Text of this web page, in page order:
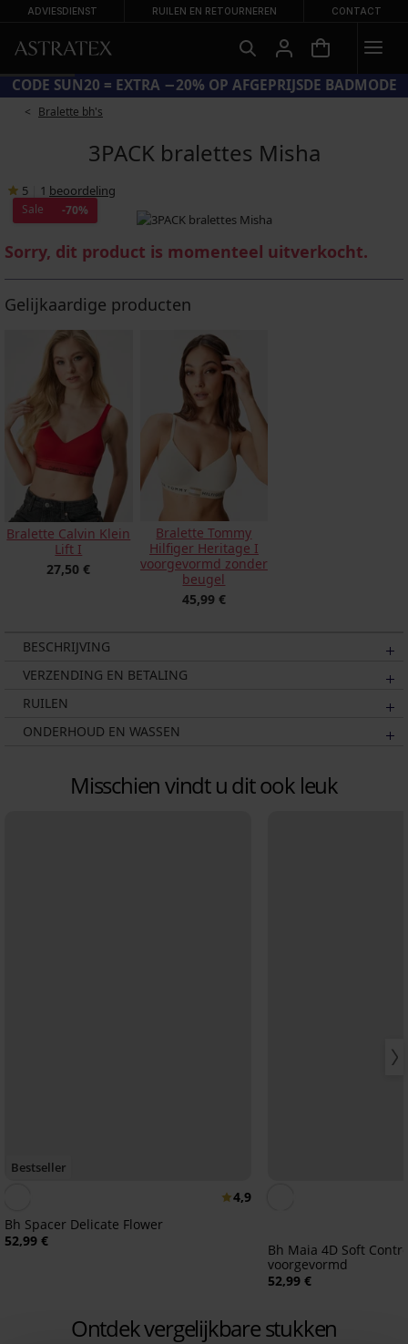
ADVIESDIENST RUILEN EN RETOURNEREN CONTACT
CODE SUN20 = EXTRA −20% OP AFGEPRIJSDE BADMODE
Bralette bh's
3PACK bralettes Misha
5 1 beoordeling
Sale -70%
Sorry, dit product is momenteel uitverkocht.
Gelijkaardige producten
Bralette Calvin Klein
Lift I
27,50 €
Bralette Tommy
Hilfiger Heritage I
voorgevormd zonder
beugel
45,99 €
BESCHRIJVING
VERZENDING EN BETALING
RUILEN
ONDERHOUD EN WASSEN
Misschien vindt u dit ook leuk
Bestseller
4,9
Bh Spacer Delicate Flower
52,99 €
Bh Maia 4D Soft
voorgevormd
52,99 €
Ontdek vergelijkbare stukken